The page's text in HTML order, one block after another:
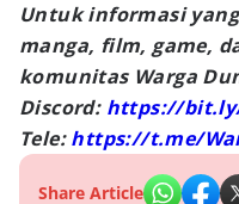
Untuk informasi
manga, film, game,
komunitas Warga
Discord: https://
Tele:https://t.me/
Share Article